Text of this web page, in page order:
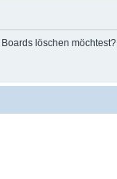
löschen möchtest?